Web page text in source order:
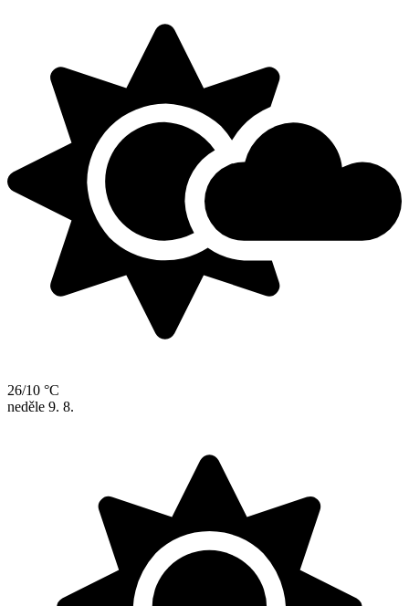
26/10 °C
neděle 9. 8.